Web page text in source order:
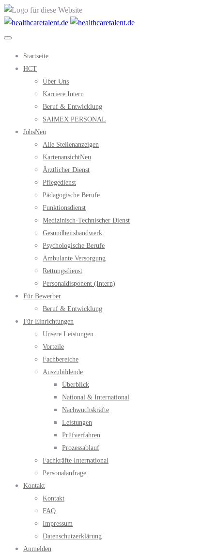
Startseite
HCT
Über Uns
Karriere Intern
Beruf & Entwicklung
SAIMEX PERSONAL
JobsNeu
Alle Stellenanzeigen
KartenansichtNeu
Ärztlicher Dienst
Pflegedienst
Pädagogische Berufe
Funktionsdienst
Medizinisch-Technischer Dienst
Gesundheitshandwerk
Psychologische Berufe
Ambulante Versorgung
Rettungsdienst
Personaldisponent (Intern)
Für Bewerber
Beruf & Entwicklung
Für Einrichtungen
Unsere Leistungen
Vorteile
Fachbereiche
Auszubildende
Überblick
National & International
Nachwuchskräfte
Leistungen
Prüfverfahren
Prozessablauf
Fachkräfte International
Personalanfrage
Kontakt
Kontakt
FAQ
Impressum
Datenschutzerklärung
Anmelden